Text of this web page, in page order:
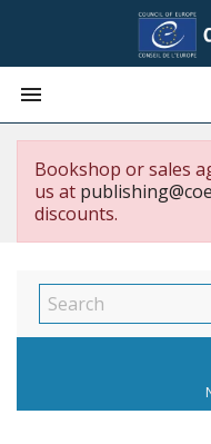

Bookshop or sales
us at
discounts.